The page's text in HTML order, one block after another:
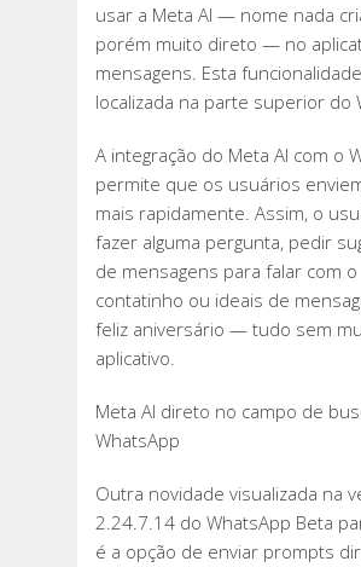
usar a Meta AI — nome nada
porém muito direto — no
mensagens. Esta
localizada na parte superior do
A integração do Meta AI com o
permite que os usuários
mais rapidamente. Assim, o
fazer alguma pergunta, pedir
de mensagens para falar com o
contatinho ou ideais de
feliz aniversário — tudo sem
aplicativo.
Meta AI direto no campo de
WhatsApp
Outra novidade visualizada na
2.24.7.14 do WhatsApp Beta
é a opção de enviar prompts